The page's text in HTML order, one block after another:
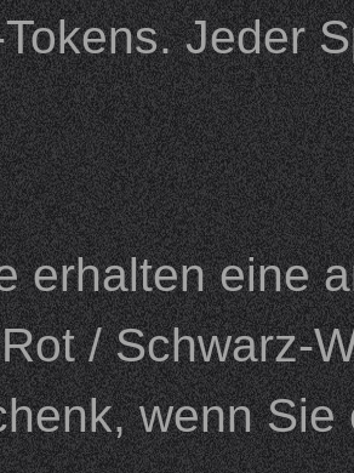
Jeder
erhalten eine
/ Schwarz-
wenn